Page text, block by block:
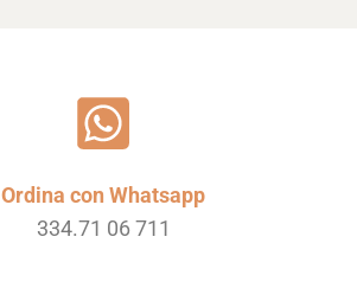
Ordina con Whatsapp
334.71 06 711